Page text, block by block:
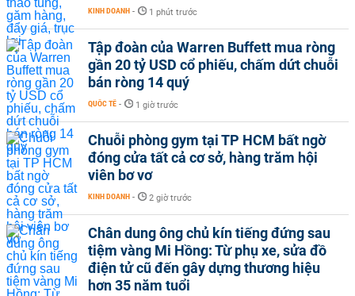
KINH DOANH - 1 phút trước
Tập đoàn của Warren Buffett mua ròng
gần 20 tỷ USD cổ phiếu, chấm dứt chuỗi
bán ròng 14 quý
QUỐC TẾ - 1 giờ trước
Chuỗi phòng gym tại TP HCM bất ngờ
đóng cửa tất cả cơ sở, hàng trăm hội
viên bơ vơ
KINH DOANH - 2 giờ trước
Chân dung ông chủ kín tiếng đứng sau
tiệm vàng Mi Hồng: Từ phụ xe, sửa đồ
điện tử cũ đến gây dựng thương hiệu
hơn 35 năm tuổi